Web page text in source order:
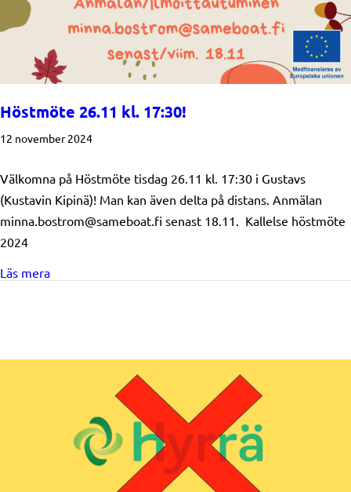
Höstmöte 26.11 kl. 17:30!
12 november 2024
Välkomna på Höstmöte tisdag 26.11 kl. 17:30 i Gustavs
(Kustavin Kipinä)! Man kan även delta på distans. Anmälan
minna.bostrom@sameboat.fi senast 18.11. Kallelse höstmöte
2024
Läs meraabout Höstmöte 26.11 kl. 17:30!